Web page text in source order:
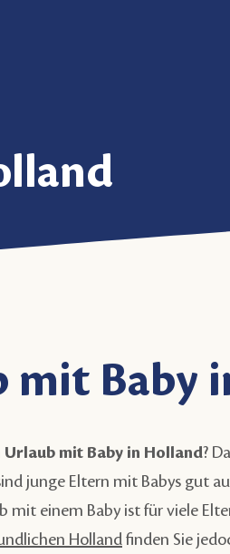
mit Baby
Urlaub mit Baby in Holland?
junge Eltern mit Babys gut
mit einem Baby ist für viele
Holland finden Sie